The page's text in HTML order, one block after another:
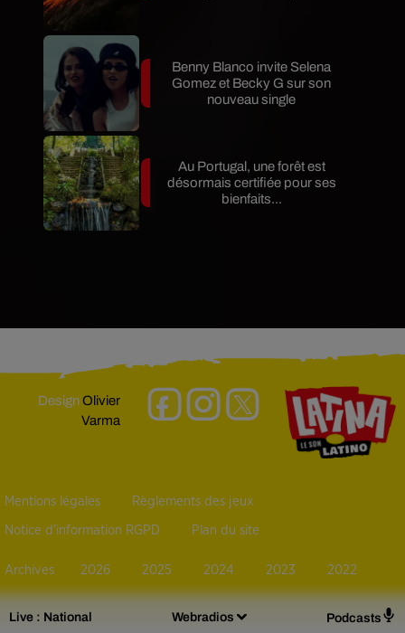
Live : National Webradios Podcasts
Benny Blanco invite Selena
Gomez et Becky G sur son
nouveau single
Au Portugal, une forêt est
désormais certifiée pour ses
bienfaits...
DesignOlivier
Varma
Mentions légales Règlements des jeux
Notice d’information RGPD Plan du site
Archives 2026 2025 2024 2023 2022